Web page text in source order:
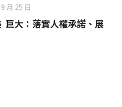
月 25 日
巨大：落實人權承諾、展